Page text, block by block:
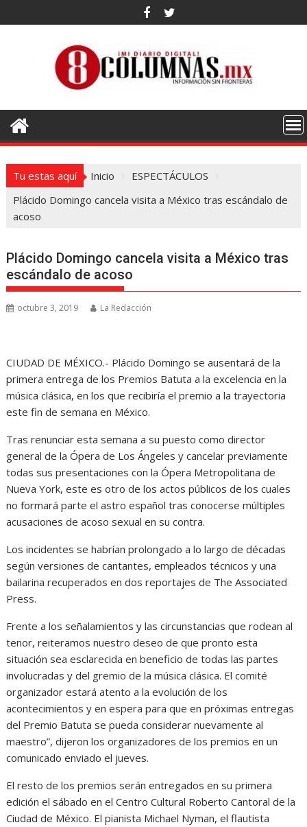
al
Tu estas aquí Inicio
ESPECTÁCULOS
Plácido Domingo cancela visita a México tras escándalo de
acoso
Plácido Domingo cancela visita a México tras
escándalo de acoso
octubre 3, 2019 La Redacción
CIUDAD DE MÉXICO.- Plácido Domingo se ausentará de la
primera entrega de los Premios Batuta a la excelencia en la
música clásica, en los que recibiría el premio a la trayectoria
este fin de semana en México.
Tras renunciar esta semana a su puesto como director
general de la Ópera de Los Ángeles y cancelar previamente
todas sus presentaciones con la Ópera Metropolitana de
Nueva York, este es otro de los actos públicos de los cuales
no formará parte el astro español tras conocerse múltiples
acusaciones de acoso sexual en su contra.
Los incidentes se habrían prolongado a lo largo de décadas
según versiones de cantantes, empleados técnicos y una
bailarina recuperados en dos reportajes de The Associated
Press.
Frente a los señalamientos y las circunstancias que rodean al
tenor, reiteramos nuestro deseo de que pronto esta
situación sea esclarecida en beneficio de todas las partes
involucradas y del gremio de la música clásica. El comité
organizador estará atento a la evolución de los
acontecimientos y en espera para que en próximas entregas
del Premio Batuta se pueda considerar nuevamente al
maestro”, dijeron los organizadores de los premios en un
comunicado enviado el jueves.
El resto de los premios serán entregados en su primera
edición el sábado en el Centro Cultural Roberto Cantoral de la
Ciudad de México. El pianista Michael Nyman, el flautista